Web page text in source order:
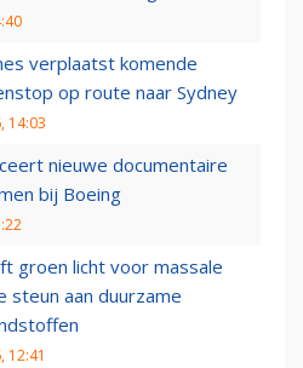
verplaatst komende
op route naar Sydney
14:03
nieuwe documentaire
bij Boeing
groen licht voor massale
steun aan duurzame
12:41